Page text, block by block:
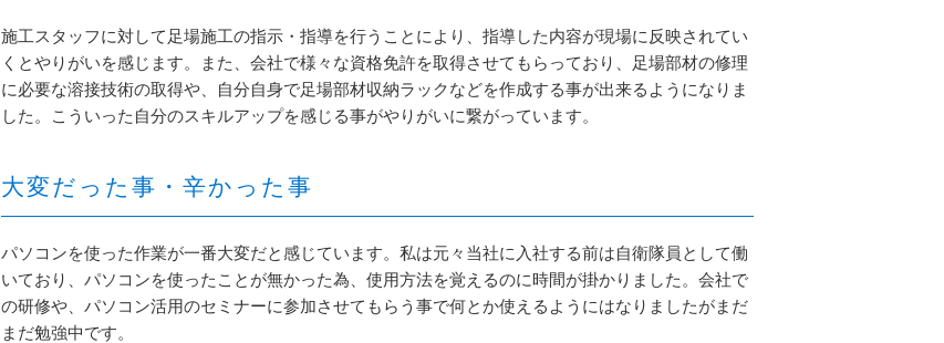
施工スタッフに対して足場施工の指示・指導を行うことにより、指導した内容が現場に反映されてい
くとやりがいを感じます。また、会社で様々な資格免許を取得させてもらっており、足場部材の修理
に必要な溶接技術の取得や、自分自身で足場部材収納ラックなどを作成する事が出来るようになりま
した。こういった自分のスキルアップを感じる事がやりがいに繋がっています。
大変だった事・辛かった事
パソコンを使った作業が一番大変だと感じています。私は元々当社に入社する前は自衛隊員として働
いており、パソコンを使ったことが無かった為、使用方法を覚えるのに時間が掛かりました。会社で
の研修や、パソコン活用のセミナーに参加させてもらう事で何とか使えるようにはなりましたがまだ
まだ勉強中です。